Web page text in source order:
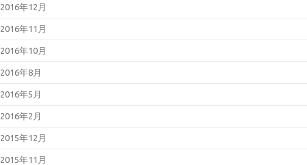
2016年12月
2016年11月
2016年10月
2016年8月
2016年5月
2016年2月
2015年12月
2015年11月